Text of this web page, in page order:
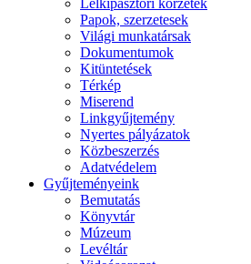
Lelkipásztori körzetek
Papok, szerzetesek
Világi munkatársak
Dokumentumok
Kitüntetések
Térkép
Miserend
Linkgyűjtemény
Nyertes pályázatok
Közbeszerzés
Adatvédelem
Gyűjteményeink
Bemutatás
Könyvtár
Múzeum
Levéltár